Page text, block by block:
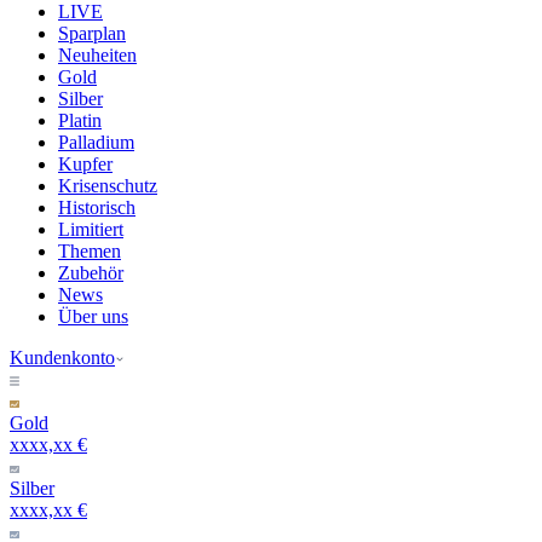
LIVE
Sparplan
Neuheiten
Gold
Silber
Platin
Palladium
Kupfer
Krisenschutz
Historisch
Limitiert
Themen
Zubehör
News
Über uns
Kundenkonto
Gold
xxxx,xx €
Silber
xxxx,xx €